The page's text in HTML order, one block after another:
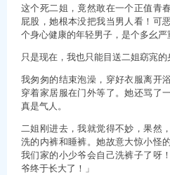
这个死二姐，竟然敢在一个正值青
屁股，她根本没把我当男人看！可
个身心健康的年轻男子，是个多幺严
只是现在，我也只能目送二姐窈宨的
我匆匆的结束泡澡，穿好衣服离开
穿着家居服在门外等了。她还骂了
真是气人。
二姐刚进去，我就觉得不妙，果然
洗的内裤和睡裤。她故意大惊小怪
我们家的小少爷会自己洗裤子了呀
爷终于长大了！」